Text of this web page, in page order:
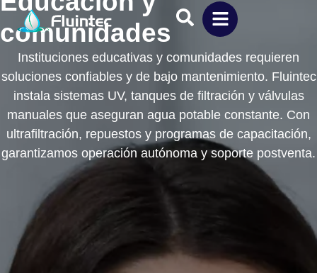
comunidades
Instituciones educativas y comunidades requieren
soluciones confiables y de bajo mantenimiento. Fluintec
instala sistemas UV, tanques de filtración y válvulas
manuales que aseguran agua potable constante. Con
ultrafiltración, repuestos y programas de capacitación,
garantizamos operación autónoma y soporte postventa.